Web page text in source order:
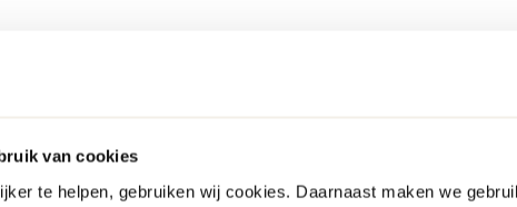
van cookies
te helpen, gebruiken wij cookies. Daarnaast maken we